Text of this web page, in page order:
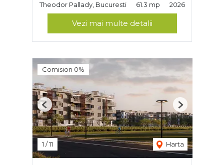
Theodor Pallady, Bucuresti
61.3 mp 2026
Vezi mai multe detalii
Comision 0%
1 /11 Harta
Previous Next